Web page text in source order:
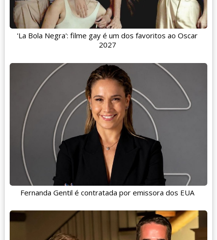
'La Bola Negra': filme gay é um dos favoritos ao Oscar
2027
Fernanda Gentil é contratada por emissora dos EUA